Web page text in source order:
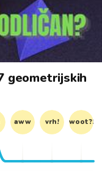
geometrijskih
aww vrh! woot?!